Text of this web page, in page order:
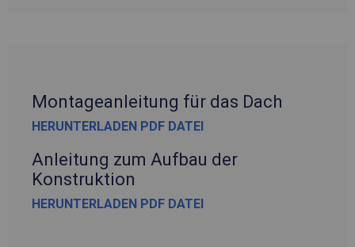
Montageanleitung für das Dach
HERUNTERLADEN PDF DATEI
Anleitung zum Aufbau der
Konstruktion
HERUNTERLADEN PDF DATEI